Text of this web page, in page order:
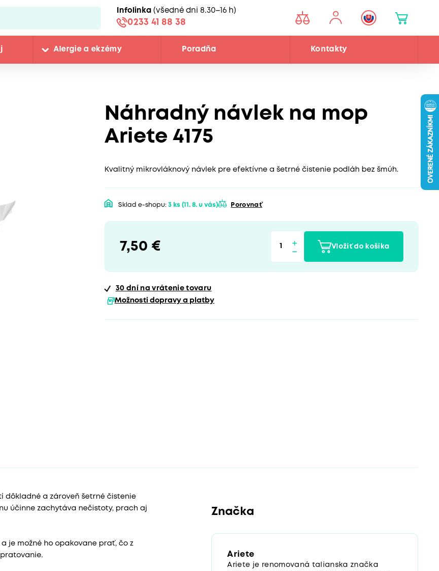
Infolinka (všedné dni 8.30–16 h)
0233 41 88 38
Alergie a ekzémy Poradňa Kontakty
Náhradný návlek na mop
Ariete 4175
Kvalitný mikrovláknový návlek pre efektívne a šetrné čistenie podláh bez šmúh.
Sklad e-shopu: 3 ks (11. 8. u vás) Porovnať
7,50 € Vložiť do košíka
30 dní na vrátenie tovaru
Možnosti dopravy a platby
dôkladné a zároveň šetrné čistenie
účinne zachytáva nečistoty, prach aj
je možné ho opakovane prať, čo z
Značka
Ariete
Ariete je renomovaná talianska značka